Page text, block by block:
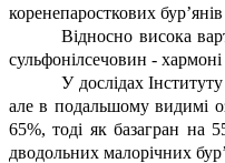
коренепаросткових
Відносно висока
сульфонілсечовин -
У дослідах
але в подальшому видимі
65%, тоді як базагран на
дводольних малорічних